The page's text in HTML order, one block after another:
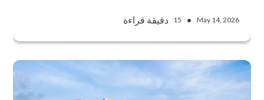
May 14, 2026
•
15 دقيقة قراءة